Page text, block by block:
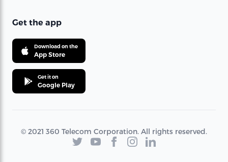
Get the app
Download on the
App Store
Get it on
Google Play
© 2021 360 Telecom Corporation. All rights reserved.